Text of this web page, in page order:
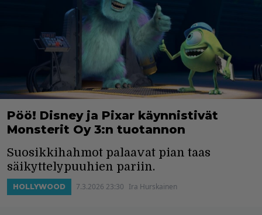
Pöö! Disney ja Pixar käynnistivät
Monsterit Oy 3:n tuotannon
Suosikkihahmot palaavat pian taas
säikyttelypuuhien pariin.
HOLLYWOOD 7.3.2026 23:30 Ira Hurskainen